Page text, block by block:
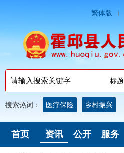
繁体版
标题
搜索热词： 医疗保险 乡村振兴
首页 资讯 公开 服务